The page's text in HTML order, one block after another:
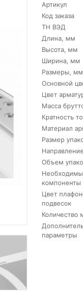
Артикул
Код заказа
ТН ВЭД
Длина, мм
Высота, мм
Ширина, мм
Размеры, мм
Основной
Цвет
Масса
Кратность
Материал
Размер
Объем
компоненты
Цвет
подвесок
Количество
параметры